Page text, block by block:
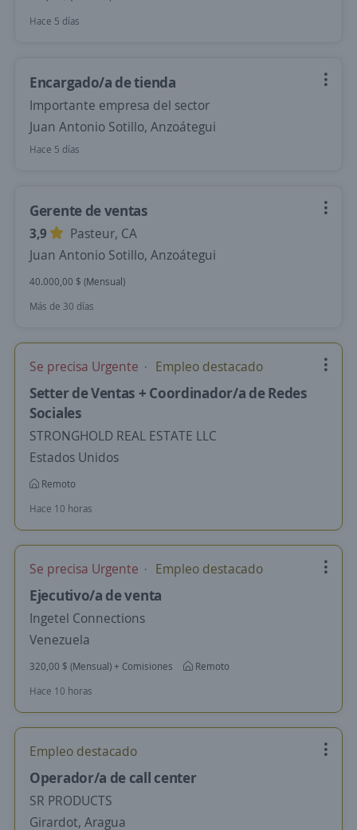
Hace 5 días
Encargado/a de tienda
Importante empresa del sector
Juan Antonio Sotillo, Anzoátegui
Hace 5 días
Gerente de ventas
3,9
Pasteur, CA
Juan Antonio Sotillo, Anzoátegui
40.000,00 $ (Mensual)
Más de 30 días
Se precisa Urgente Empleo destacado
Setter de Ventas + Coordinador/a de Redes
Sociales
STRONGHOLD REAL ESTATE LLC
Estados Unidos
Remoto
Hace 10 horas
Se precisa Urgente Empleo destacado
Ejecutivo/a de venta
Ingetel Connections
Venezuela
320,00 $ (Mensual) + Comisiones
Remoto
Hace 10 horas
Empleo destacado
Operador/a de call center
SR PRODUCTS
Girardot, Aragua